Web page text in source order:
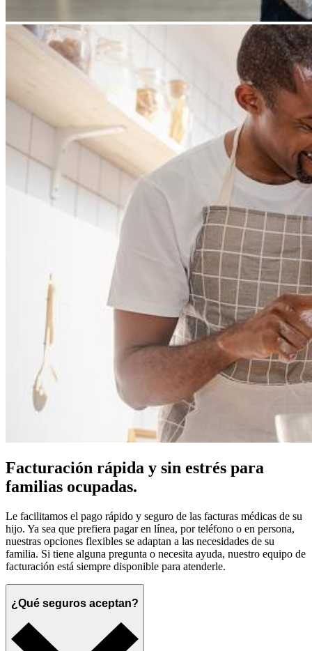
Facturación rápida y sin estrés para
familias ocupadas.
Le facilitamos el pago rápido y seguro de las facturas médicas de su
hijo. Ya sea que prefiera pagar en línea, por teléfono o en persona,
nuestras opciones flexibles se adaptan a las necesidades de su
familia. Si tiene alguna pregunta o necesita ayuda, nuestro equipo de
facturación está siempre disponible para atenderle.
¿Qué seguros aceptan?